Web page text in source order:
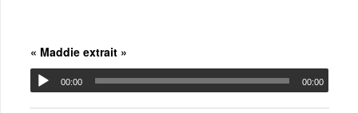
« Maddie extrait »
00:00 00:00